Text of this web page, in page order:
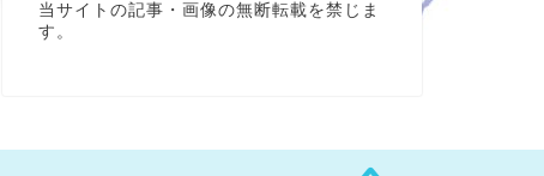
当サイトの記事・画像の無断転載を禁じま
す。